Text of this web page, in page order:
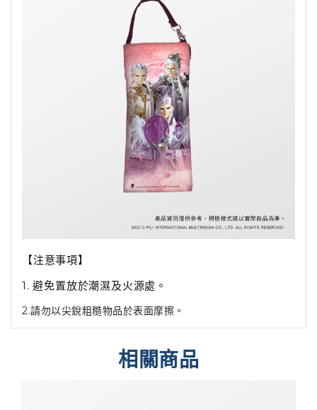
【注意事項】
1. 避免置放於潮濕及火源處。
2.請勿以尖銳粗糙物品於表面摩擦。
相關商品